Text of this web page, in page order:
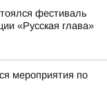
фестиваль
«Русская глава»
мероприятия по